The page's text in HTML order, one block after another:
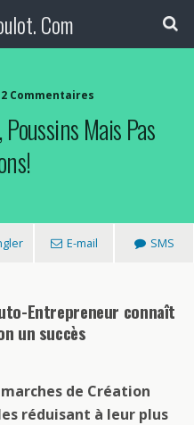
Com
2 Commentaires
Mais Pas
E-mail SMS
Entrepreneur connaît
un succès
de Création
réduisant à leur plus